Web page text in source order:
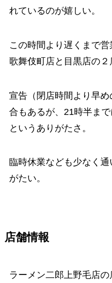
れているのが嬉しい。
この時間より遅くまで
歌舞伎町店と目黒店の２
宣告（閉店時間より早
合もあるが、21時半ま
というありがたさ。
臨時休業なども少なく
がたい。
店舗情報
ラーメン二郎上野毛店